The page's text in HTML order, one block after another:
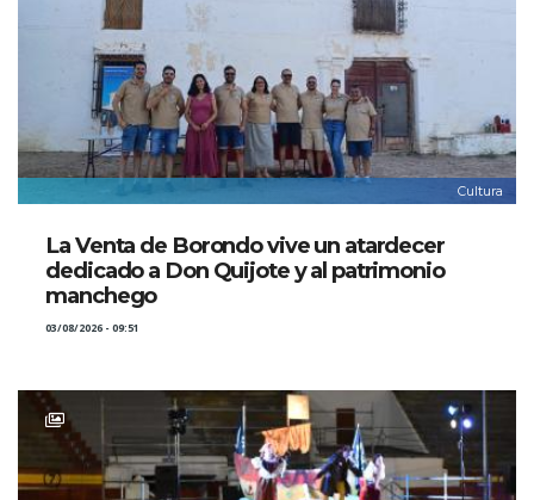
Cultura
La Venta de Borondo vive un atardecer
dedicado a Don Quijote y al patrimonio
manchego
03/08/2026 - 09:51